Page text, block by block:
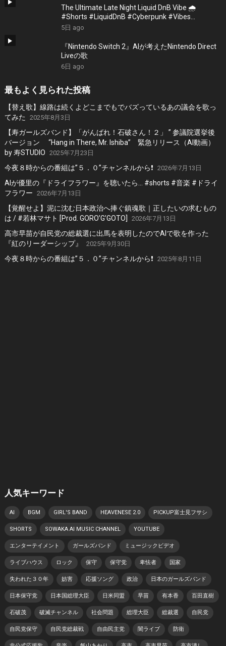
The Ultimate Late Night Liquid DnB Vibe 🌧️
#Shorts #LiquidDnB #Cyberpunk #Vibes
#ElectronicMusic
5日 ago
『Nintendo Switch 2』AIが考えたNintendo Direct
Liveの歌
6日 ago
最もよく見られた投稿
【替え歌】線路は続くよどこまでもでバズっているあの議会を歌っ
てみた
2025年8月3日
【寿ガールズバンド】「がんばれ！石破さん！２」 ” 参議院選挙後
バージョン “Hang in There, Mr. Ishiba” 緊急リリース（AI動画）
by 寿STUDIO 2025年7月23日
今夜８時からの番組は”５．０”チャンネルから❗️ 2026年7月13日
AIが優里の『ドライフラワー』を聴いたら… #shorts #音楽 #ドライ
フラワー 2026年7月13日
【覚醒せよ】泥に沈む日本政治へ捧ぐ鎮魂歌｜正したいの求むもの
は / #若林マサト [Prod. GORO’G’GOTO]
2026年7月13日
高市早苗が自民党の総裁選に出馬を表明したのでAIで歌を作った
『紅のリーダーシップ』
2025年9月30日
今夜８時からの番組は”５．０”チャンネルから❗️ 2025年8月11日
人気キーワード
AI BGM GIRL'S BAND HEAVENESE 2.0 PICKUP富士見フサシ
SHORTS SOWAKA AI MUSIC CHANNEL YOUTUBE
エンターテイメント ガールズバンド ミュージックビデオ
ライブハウス ロック 保守 保守党 卑怯者 国家
失われた３０年 妨害 応援ソング 政治 日本のガールズバンド
日本保守党 日本国総理大臣 日米同盟 早苗 有本香 百田直樹
石破茂 破滅チャンネル 社会問題 総理大臣 総裁選 自民党
自民党保守 自民党総裁戦 自由民主党 闇ライブ 防衛